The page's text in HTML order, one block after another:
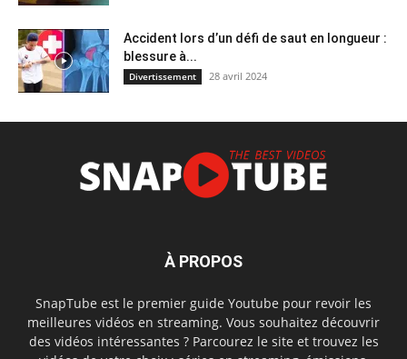
Accident lors d’un défi de saut en longueur :
blessure à...
Divertissement 28 avril 2024
À PROPOS
SnapTube est le premier guide Youtube pour revoir les
meilleures vidéos en streaming. Vous souhaitez découvrir
des vidéos intéressantes ? Parcourez le site et trouvez les